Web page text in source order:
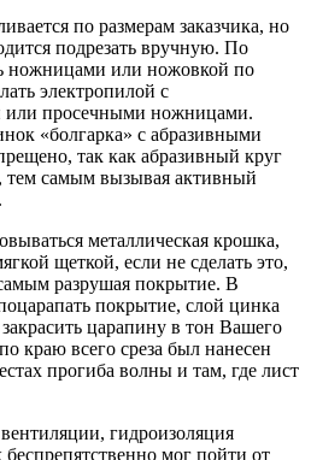
по размерам заказчика, но
подрезать вручную. По
ножницами или ножовкой по
электропилой с
или просечными ножницами.
«болгарка» с абразивными
так как абразивный круг
тем самым вызывая активный
металлическая крошка,
щеткой, если не сделать это,
разрушая покрытие. В
покрытие, слой цинка
царапину в тон Вашего
краю всего среза был нанесен
прогиба волны и там, где лист
гидроизоляция
беспрепятственно мог пойти от